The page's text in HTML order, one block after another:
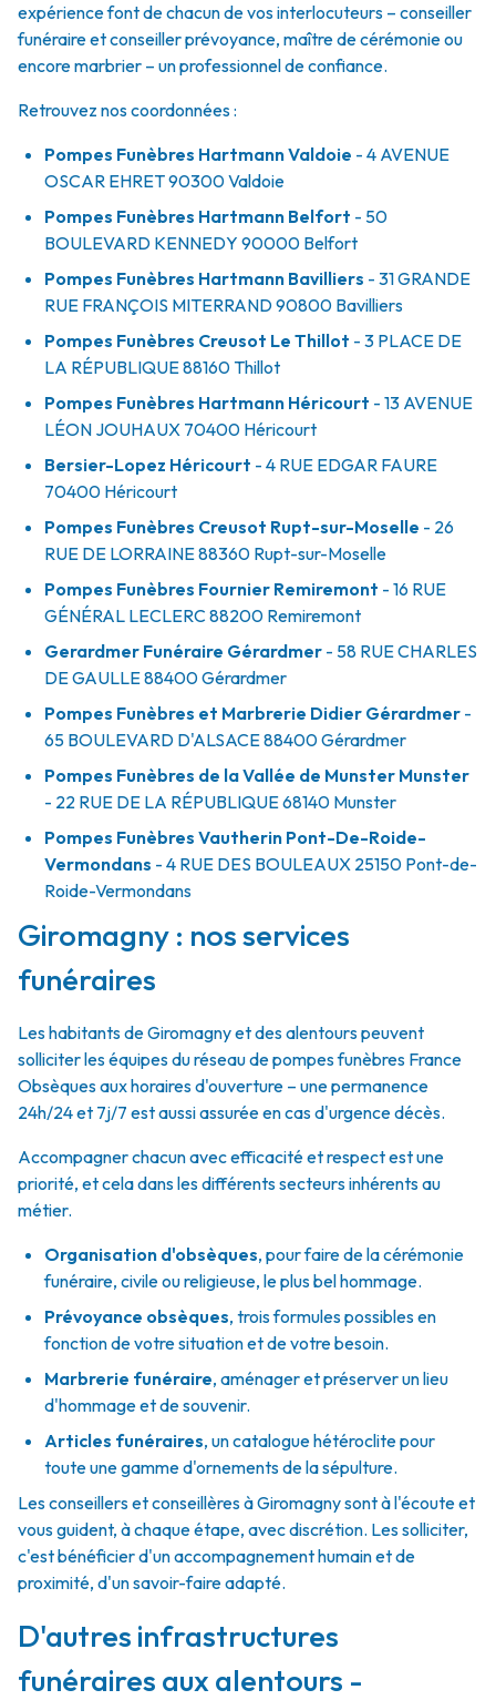
expérience font de chacun de vos interlocuteurs – conseiller
funéraire et conseiller prévoyance, maître de cérémonie ou
encore marbrier – un professionnel de confiance.
Retrouvez nos coordonnées :
Pompes Funèbres Hartmann Valdoie - 4 AVENUE
OSCAR EHRET90300Valdoie
Pompes Funèbres Hartmann Belfort - 50
BOULEVARD KENNEDY 90000 Belfort
Pompes Funèbres Hartmann Bavilliers - 31 GRANDE
RUE FRANÇOIS MITERRAND90800 Bavilliers
Pompes Funèbres Creusot Le Thillot - 3 PLACE DE
LA RÉPUBLIQUE88160 Thillot
Pompes Funèbres Hartmann Héricourt - 13 AVENUE
LÉON JOUHAUX 70400 Héricourt
Bersier-Lopez Héricourt - 4 RUE EDGAR FAURE
70400 Héricourt
Pompes Funèbres Creusot Rupt-sur-Moselle - 26
RUE DE LORRAINE88360 Rupt-sur-Moselle
Pompes Funèbres Fournier Remiremont - 16 RUE
GÉNÉRAL LECLERC88200 Remiremont
Gerardmer Funéraire Gérardmer - 58 RUE CHARLES
DE GAULLE88400Gérardmer
Pompes Funèbres et Marbrerie Didier Gérardmer -
65 BOULEVARD D'ALSACE88400Gérardmer
Pompes Funèbres de la Vallée de Munster Munster
- 22 RUE DE LA RÉPUBLIQUE68140 Munster
Pompes Funèbres Vautherin Pont-De-Roide-
Vermondans - 4 RUE DES BOULEAUX 25150 Pont-de-
Roide-Vermondans
Giromagny : nos services
funéraires
Les habitants de Giromagny et des alentours peuvent
solliciter les équipes du réseau de pompes funèbres France
Obsèques aux horaires d'ouverture – une permanence
24h/24 et 7j/7 est aussi assurée en cas d'urgence décès.
Accompagner chacun avec efficacité et respect est une
priorité, et cela dans les différents secteurs inhérents au
métier.
Organisation d'obsèques, pour faire de la cérémonie
funéraire, civile ou religieuse, le plus bel hommage.
Prévoyance obsèques, trois formules possibles en
fonction de votre situation et de votre besoin.
Marbrerie funéraire, aménager et préserver un lieu
d'hommage et de souvenir.
Articles funéraires, un catalogue hétéroclite pour
toute une gamme d'ornements de la sépulture.
Les conseillers et conseillères à Giromagny sont à l'écoute et
vous guident, à chaque étape, avec discrétion. Les solliciter,
c'est bénéficier d'un accompagnement humain et de
proximité, d'un savoir-faire adapté.
D'autres infrastructures
funéraires aux alentours -